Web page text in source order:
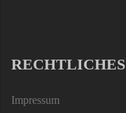
RECHTLICHES
Impressum